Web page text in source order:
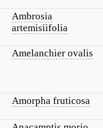
Ambrosia
artemisiifolia
Amelanchier ovalis
Amorpha fruticosa